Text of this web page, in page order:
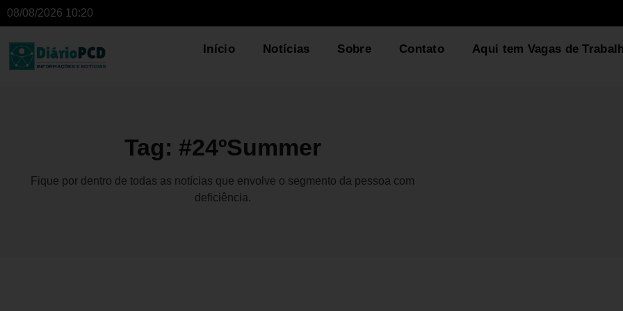
08/08/2026 10:20
Início Notícias Sobre Contato Aqui tem Vagas de
Tag: #24ºSummer
Fique por dentro de todas as notícias que envolve o segmento da pessoa com
deficiência.